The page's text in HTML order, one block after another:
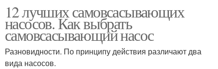
Вихревые насосы Насос для полива
12 лучших самовсасывающих
насосов. Как выбрать
самовсасывающий насос
Разновидности. По принципу действия различают два
вида насосов.